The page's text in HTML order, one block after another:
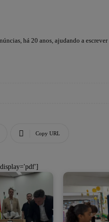
há 20 anos, ajudando a escrever
Copy URL